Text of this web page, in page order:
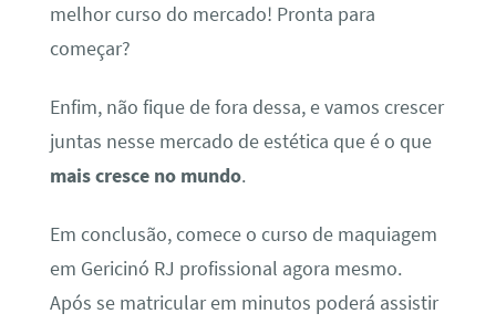
melhor curso do mercado! Pronta para
começar?
Enfim, não fique de fora dessa, e vamos crescer
juntas nesse mercado de estética que é o que
mais cresce no mundo.
Em conclusão, comece o curso de maquiagem
em Gericinó RJ profissional agora mesmo.
Após se matricular em minutos poderá assistir